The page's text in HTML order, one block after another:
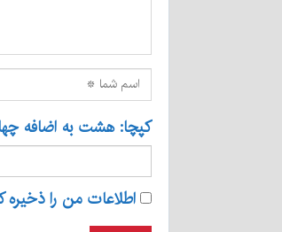
کپچا: هشت به اضافه
اطلاعات من را ذخیره